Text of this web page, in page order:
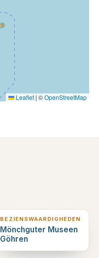
Leaflet | ©OpenStreetMap
BEZIENSWAARDIGHEDEN
Mönchguter Museen
Göhren
0 km verderop